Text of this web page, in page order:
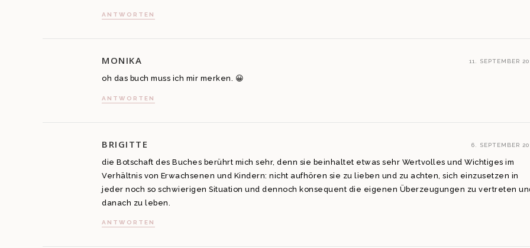
ANTWORTEN
MONIKA 11. SEPTEMBER
oh das buch muss ich mir merken. 😀
ANTWORTEN
BRIGITTE 6. SEPTEMBER
die Botschaft des Buches berührt mich sehr, denn sie beinhaltet etwas sehr Wertvolles und Wichtiges im
Verhältnis von Erwachsenen und Kindern: nicht aufhören sie zu lieben und zu achten, sich einzusetzen in
jeder noch so schwierigen Situation und dennoch konsequent die eigenen Überzeugungen zu vertreten
danach zu leben.
ANTWORTEN